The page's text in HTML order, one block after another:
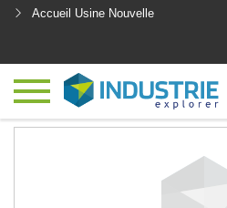
Accueil Usine Nouvelle